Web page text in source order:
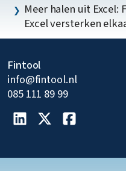
Meer halen uit Excel:
Excel versterken
Fintool
info@fintool.nl
085 111 89 99